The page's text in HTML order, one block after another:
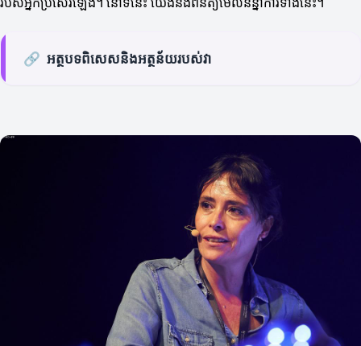
🔗 អត្ថបទពិសេសនិងអត្ថន័យរបស់វា